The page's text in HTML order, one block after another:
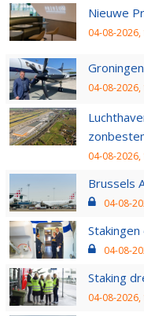
Nieuwe
04-08-2026,
04-08-2026,
04-08-2026,
Brussels
04-08-
04-08-
Staking
04-08-2026,